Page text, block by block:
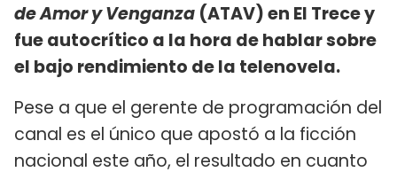
de Amor y Venganza (ATAV) en El Trece y
fue autocrítico a la hora de hablar sobre
el bajo rendimiento de la telenovela.
Pese a que el gerente de programación del
canal es el único que apostó a la ficción
nacional este año, el resultado en cuanto